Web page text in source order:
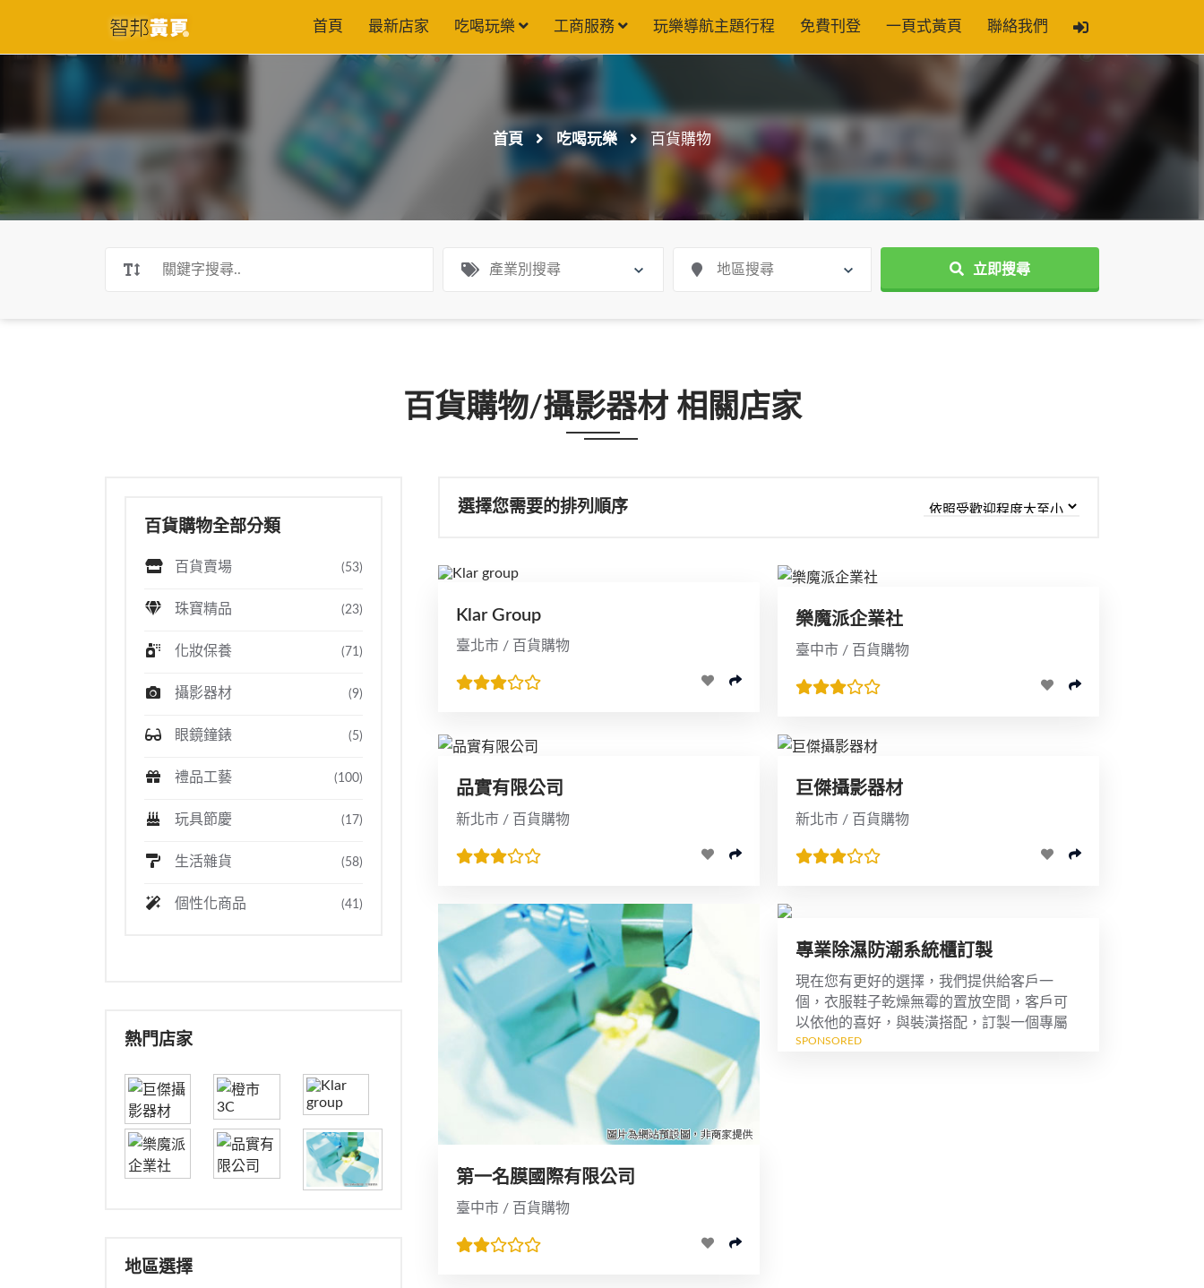
首頁 最新店家 吃喝玩樂 工商服務 玩樂導航主題行程 免費刊登 一頁式黃頁 聯絡我們
首頁 吃喝玩樂 百貨購物
立即搜尋
百貨購物/攝影器材 相關店家
百貨購物全部分類
百貨賣場 (53)
珠寶精品 (23)
化妝保養 (71)
攝影器材 (9)
眼鏡鐘錶 (5)
禮品工藝 (100)
玩具節慶 (17)
生活雜貨 (58)
個性化商品 (41)
熱門店家
地區選擇
選擇您需要的排列順序
Klar Group
臺北市 / 百貨購物
樂魔派企業社
臺中市 / 百貨購物
品實有限公司
新北市 / 百貨購物
巨傑攝影器材
新北市 / 百貨購物
第一名膜國際有限公司
臺中市 / 百貨購物
專業除濕防潮系統櫃訂製
現在您有更好的選擇，我們提供給客戶一
個，衣服鞋子乾燥無霉的置放空間，客戶可
以依他的喜好，與裝潢搭配，訂製一個專屬
除濕系統櫃，讓"霉不在家"...
SPONSORED